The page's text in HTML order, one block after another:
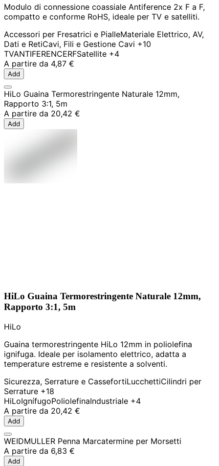
Modulo di connessione coassiale Antiference 2x F a F,
compatto e conforme RoHS, ideale per TV e satelliti.
Accessori per Fresatrici e PialleMateriale Elettrico, AV,
Dati e RetiCavi, Fili e Gestione Cavi +10
TVANTIFERENCERFSatellite +4
A partire da 4,87 €
Add
HiLo Guaina Termorestringente Naturale 12mm,
Rapporto 3:1, 5m
A partire da 20,42 €
Add
HiLo Guaina Termorestringente Naturale 12mm,
Rapporto 3:1, 5m
HiLo
Guaina termorestringente HiLo 12mm in poliolefina
ignifuga. Ideale per isolamento elettrico, adatta a
temperature estreme e resistente a solventi.
Sicurezza, Serrature e CassefortiLucchettiCilindri per
Serrature +18
HiLoIgnífugoPoliolefinaIndustriale +4
A partire da 20,42 €
Add
WEIDMULLER Penna Marcatermine per Morsetti
A partire da 6,83 €
Add